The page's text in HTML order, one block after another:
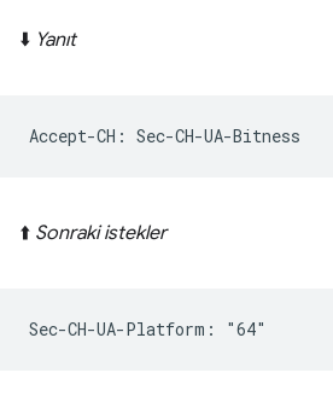
⬇️ Yanıt
⬆️ Sonraki istekler